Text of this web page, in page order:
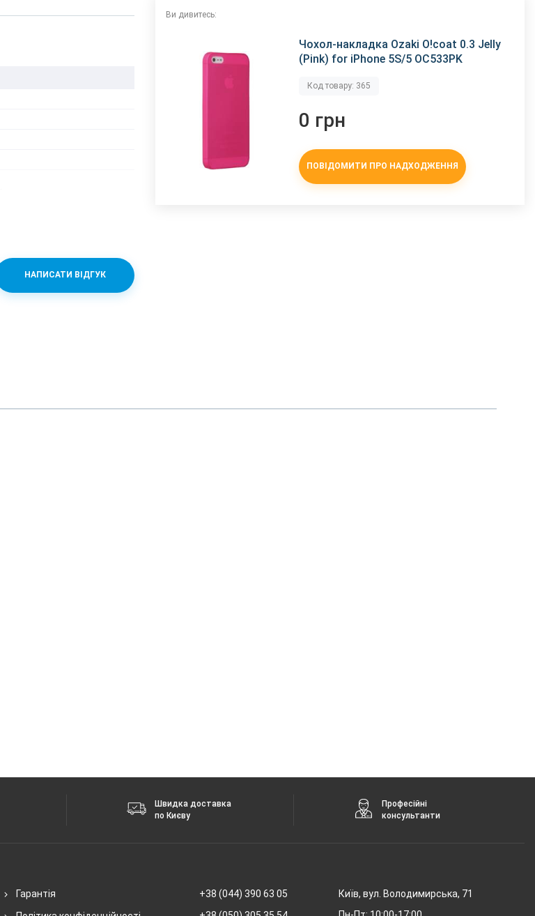
НАПИСАТИ ВІДГУК
Ви дивитесь:
Чохол-накладка Ozaki O!coat 0.3 Jelly
(Pink) for iPhone 5S/5 OC533PK
Код товару: 365
0 грн
ПОВІДОМИТИ ПРО НАДХОДЖЕННЯ
Швидка доставка
по Києву
Професійні
консультанти
Гарантія
+38 (044) 390 63 05
Київ, вул. Володимирська, 71